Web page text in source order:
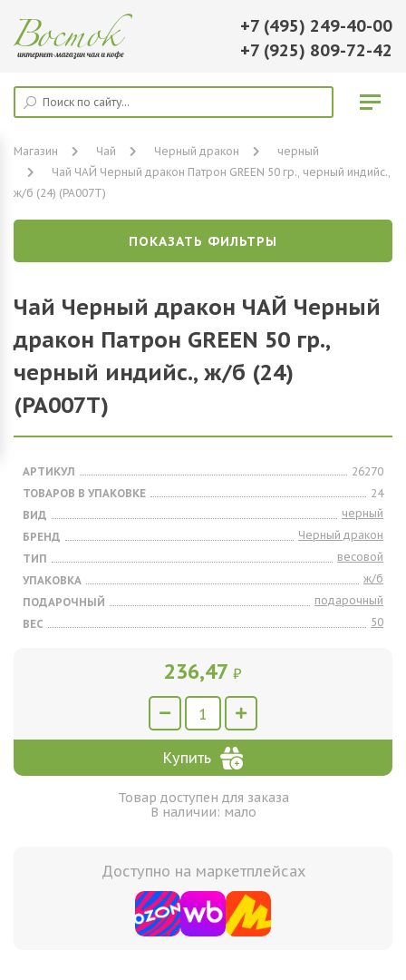
+7 (495) 249-40-00
+7 (925) 809-72-42
Магазин Чай Черный дракон
черный
Чай ЧАЙ Черный дракон Патрон GREEN 50 гр., черный индийс.,
ж/б (24) (PA007T)
ПОКАЗАТЬ ФИЛЬТРЫ
Чай Черный дракон ЧАЙ Черный
дракон Патрон GREEN 50 гр.,
черный индийс., ж/б (24)
(PA007T)
АРТИКУЛ
26270
ТОВАРОВ В УПАКОВКЕ
24
ВИД
черный
БРЕНД
Черный дракон
ТИП
весовой
УПАКОВКА
ж/б
ПОДАРОЧНЫЙ
подарочный
ВЕС
50
236,47 ₽
Купить
Товар доступен для заказа
В наличии: мало
Доступно на маркетплейсах